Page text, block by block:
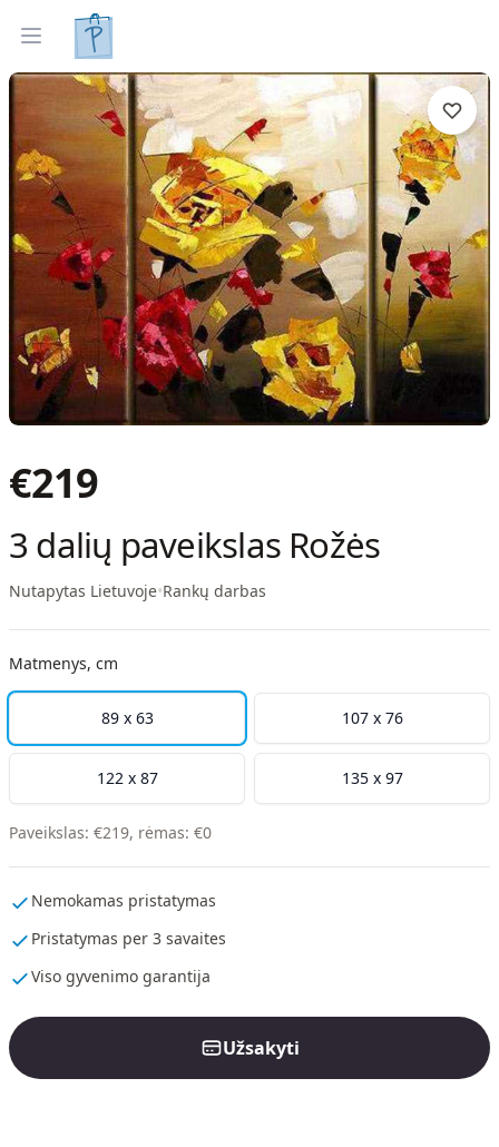
Open menu
Tapyti paveikslai
€219
3 dalių paveikslas Rožės
Nutapytas Lietuvoje•Rankų darbas
Matmenys, cm
89 x 63 107 x 76
122 x 87 135 x 97
Paveikslas: €219, rėmas: €0
Nemokamas pristatymas
Pristatymas per 3 savaites
Viso gyvenimo garantija
Užsakyti